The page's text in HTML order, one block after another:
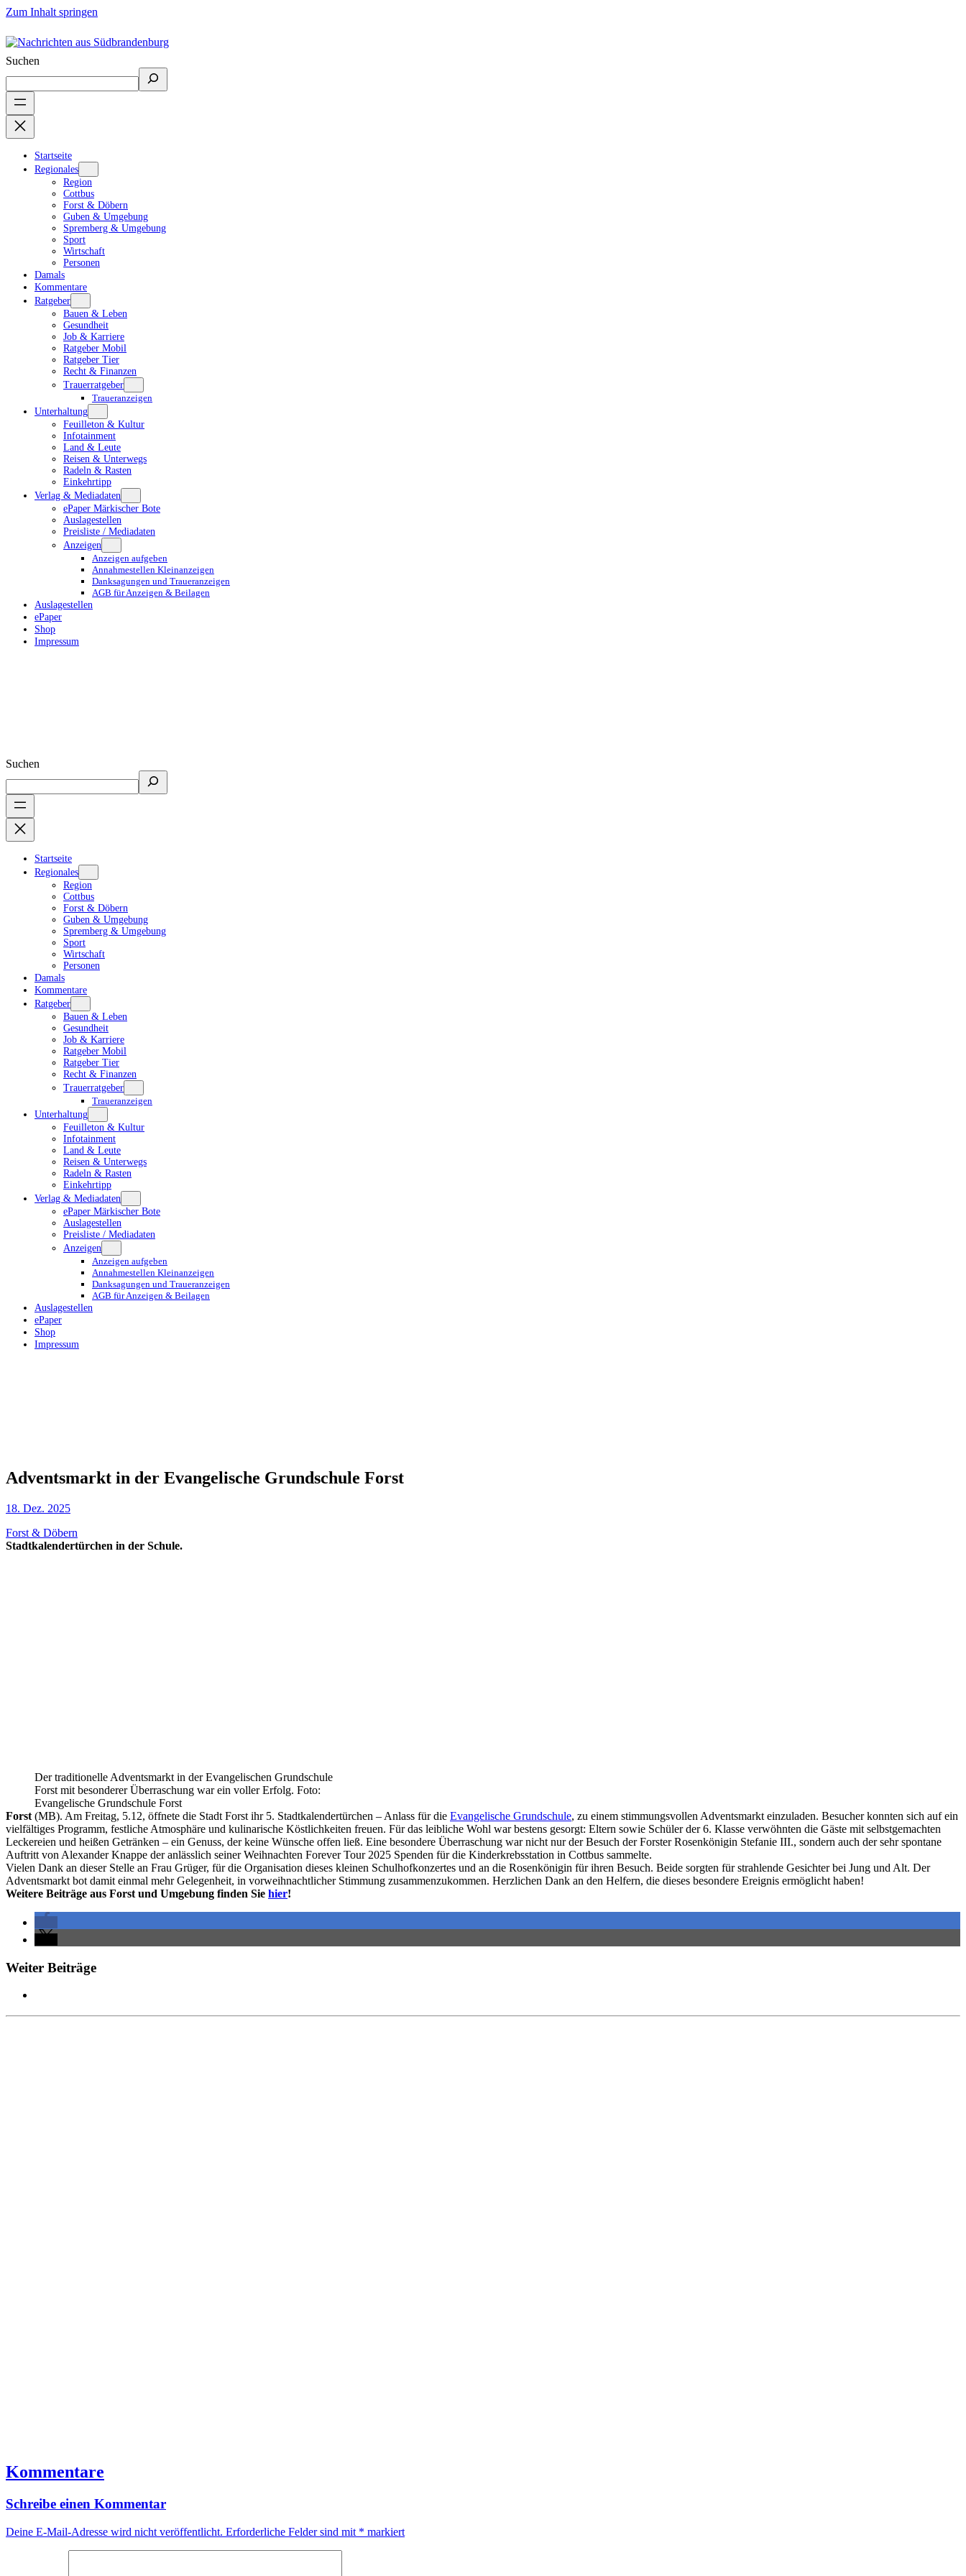
Zum Inhalt springen
Suchen
Startseite
Regionales
Region
Cottbus
Forst & Döbern
Guben & Umgebung
Spremberg & Umgebung
Sport
Wirtschaft
Personen
Damals
Kommentare
Ratgeber
Bauen & Leben
Gesundheit
Job & Karriere
Ratgeber Mobil
Ratgeber Tier
Recht & Finanzen
Trauerratgeber
Traueranzeigen
Unterhaltung
Feuilleton & Kultur
Infotainment
Land & Leute
Reisen & Unterwegs
Radeln & Rasten
Einkehrtipp
Verlag & Mediadaten
ePaper Märkischer Bote
Auslagestellen
Preisliste / Mediadaten
Anzeigen
Anzeigen aufgeben
Annahmestellen Kleinanzeigen
Danksagungen und Traueranzeigen
AGB für Anzeigen & Beilagen
Auslagestellen
ePaper
Shop
Impressum
Suchen
Startseite
Regionales
Region
Cottbus
Forst & Döbern
Guben & Umgebung
Spremberg & Umgebung
Sport
Wirtschaft
Personen
Damals
Kommentare
Ratgeber
Bauen & Leben
Gesundheit
Job & Karriere
Ratgeber Mobil
Ratgeber Tier
Recht & Finanzen
Trauerratgeber
Traueranzeigen
Unterhaltung
Feuilleton & Kultur
Infotainment
Land & Leute
Reisen & Unterwegs
Radeln & Rasten
Einkehrtipp
Verlag & Mediadaten
ePaper Märkischer Bote
Auslagestellen
Preisliste / Mediadaten
Anzeigen
Anzeigen aufgeben
Annahmestellen Kleinanzeigen
Danksagungen und Traueranzeigen
AGB für Anzeigen & Beilagen
Auslagestellen
ePaper
Shop
Impressum
Adventsmarkt in der Evangelische Grundschule Forst
18. Dez. 2025
Forst & Döbern
Stadtkalendertürchen in der Schule.
Der traditionelle Adventsmarkt in der Evangelischen Grundschule
Forst mit besonderer Überraschung war ein voller Erfolg. Foto:
Evangelische Grundschule Forst
Forst (MB). Am Freitag, 5.12, öffnete die Stadt Forst ihr 5. Stadtkalendertürchen – Anlass für die Evangelische Grundschule, zu einem stimmungsvollen Adventsmarkt einzuladen. Besucher konnten sich auf ein
vielfältiges Programm, festliche Atmosphäre und kulinarische Köstlichkeiten freuen. Für das leibliche Wohl war bestens gesorgt: Eltern sowie Schüler der 6. Klasse verwöhnten die Gäste mit selbstgemachten
Leckereien und heißen Getränken – ein Genuss, der keine Wünsche offen ließ. Eine besondere Überraschung war nicht nur der Besuch der Forster Rosenkönigin Stefanie III., sondern auch der sehr spontane
Auftritt von Alexander Knappe der anlässlich seiner Weihnachten Forever Tour 2025 Spenden für die Kinderkrebsstation in Cottbus sammelte.
Vielen Dank an dieser Stelle an Frau Grüger, für die Organisation dieses kleinen Schulhofkonzertes und an die Rosenkönigin für ihren Besuch. Beide sorgten für strahlende Gesichter bei Jung und Alt. Der
Adventsmarkt bot damit einmal mehr Gelegenheit, in vorweihnachtlicher Stimmung zusammenzukommen. Herzlichen Dank an den Helfern, die dieses besondere Ereignis ermöglicht haben!
Weitere Beiträge aus Forst und Umgebung finden Sie hier!
Weiter Beiträge
Kommentare
Schreibe einen Kommentar
Deine E-Mail-Adresse wird nicht veröffentlicht. Erforderliche Felder sind mit * markiert